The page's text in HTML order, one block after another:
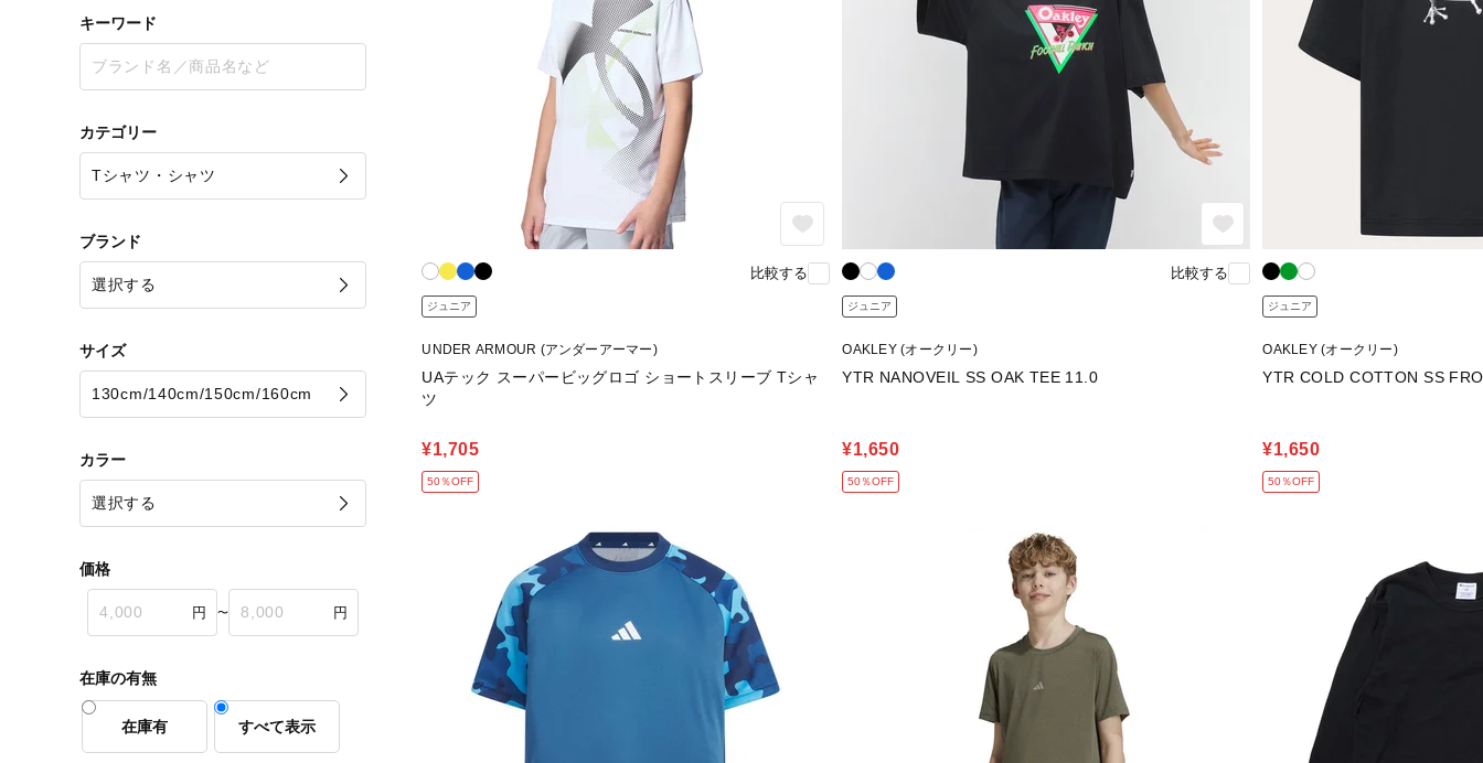
キーワード
カテゴリー
ブランド
サイズ
カラー
価格
〜
在庫の有無
在庫有 すべて表示
比較する
ジュニア
UNDER ARMOUR (アンダーアーマー)
UAテック スーパービッグロゴ ショートスリーブ Tシャ
ツ
¥1,705
50％OFF
比較する
ジュニア
OAKLEY (オークリー)
YTR NANOVEIL SS OAK TEE 11.0
¥1,650
50％OFF
ジュニア
OAKLEY (オークリー)
YTR COLD COTTON SS
¥1,650
50％OFF